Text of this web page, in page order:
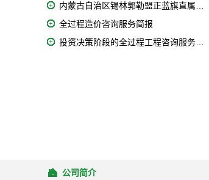
内蒙古自治区锡林郭勒盟正蓝旗直属…
全过程造价咨询服务简报
投资决策阶段的全过程工程咨询服务…
公司简介